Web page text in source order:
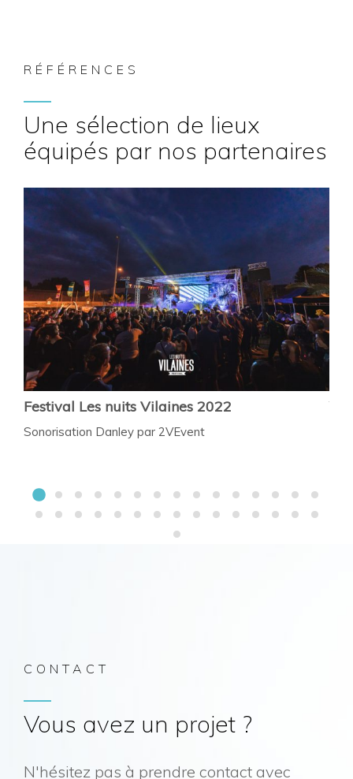
RÉFÉRENCES
Une sélection de lieux
équipés par nos partenaires
Festival Les nuits Vilaines 2022
Sonorisation Danley par 2VEvent
CONTACT
Vous avez un projet ?
N'hésitez pas à prendre contact avec